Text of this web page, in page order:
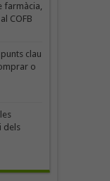
farmàcia,
COFB
clau
o
dels